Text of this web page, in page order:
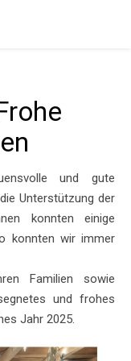
Unterstützung der
konnten einige
konnten wir immer
Familien sowie
und frohes
Jahr 2025.